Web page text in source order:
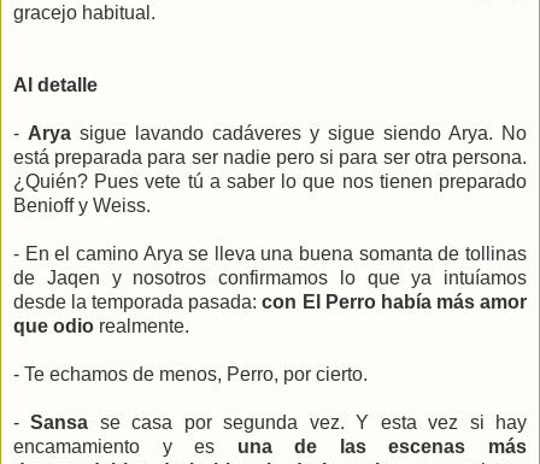
gracejo habitual.
Al detalle
- Arya sigue lavando cadáveres y sigue siendo Arya. No
está preparada para ser nadie pero si para ser otra persona.
¿Quién? Pues vete tú a saber lo que nos tienen preparado
Benioff y Weiss.
- En el camino Arya se lleva una buena somanta de tollinas
de Jaqen y nosotros confirmamos lo que ya intuíamos
desde la temporada pasada:con El Perro había más amor
que odio realmente.
- Te echamos de menos, Perro, por cierto.
-Sansa se casa por segunda vez. Y esta vez si hay
encamamiento y es una de las escenas más